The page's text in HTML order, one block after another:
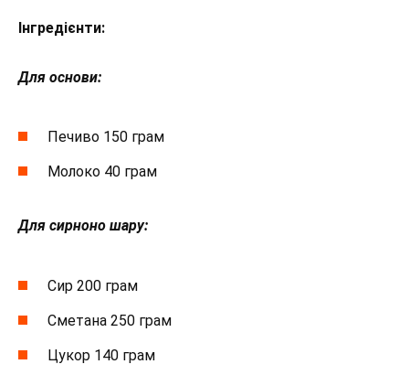
Інгредієнти:
Для основи:
Печиво 150 грам
Молоко 40 грам
Для сирноно шару:
Сир 200 грам
Сметана 250 грам
Цукор 140 грам